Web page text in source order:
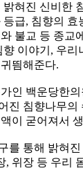
혀진 신비한
급, 침향의
불교 등 종교
이야기, 우
띔해준다.
인 백운당한
진 침향나무
이 굳어져서
를 통해 밝혀
, 위장 등 우리